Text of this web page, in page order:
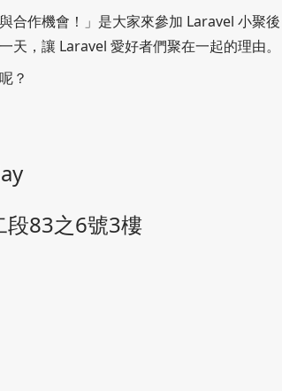
合作機會！」是大家來參加 Laravel 小聚後
，讓 Laravel 愛好者們聚在一起的理由。
？
段83之6號3樓